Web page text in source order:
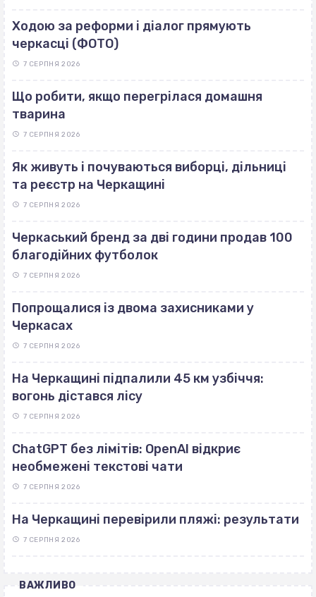
Ходою за реформи і діалог прямують
черкасці (ФОТО)
7 СЕРПНЯ 2026
Що робити, якщо перегрілася домашня
тварина
7 СЕРПНЯ 2026
Як живуть і почуваються виборці, дільниці
та реєстр на Черкащині
7 СЕРПНЯ 2026
Черкаський бренд за дві години продав 100
благодійних футболок
7 СЕРПНЯ 2026
Попрощалися із двома захисниками у
Черкасах
7 СЕРПНЯ 2026
На Черкащині підпалили 45 км узбіччя:
вогонь дістався лісу
7 СЕРПНЯ 2026
ChatGPT без лімітів: OpenAI відкриє
необмежені текстові чати
7 СЕРПНЯ 2026
На Черкащині перевірили пляжі: результати
7 СЕРПНЯ 2026
ВАЖЛИВО